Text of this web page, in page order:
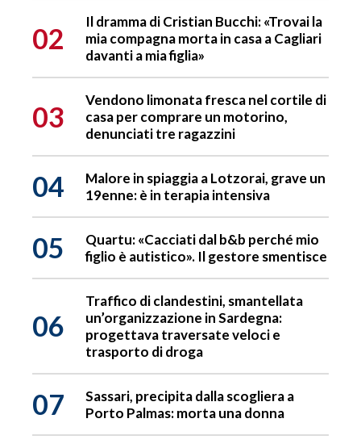
02
Il dramma di Cristian Bucchi: «Trovai la
mia compagna morta in casa a Cagliari
davanti a mia figlia»
03
Vendono limonata fresca nel cortile di
casa per comprare un motorino,
denunciati tre ragazzini
04
Malore in spiaggia a Lotzorai, grave un
19enne: è in terapia intensiva
05
Quartu: «Cacciati dal b&b perché mio
figlio è autistico». Il gestore smentisce
06
Traffico di clandestini, smantellata
un’organizzazione in Sardegna:
progettava traversate veloci e
trasporto di droga
07
Sassari, precipita dalla scogliera a
Porto Palmas: morta una donna